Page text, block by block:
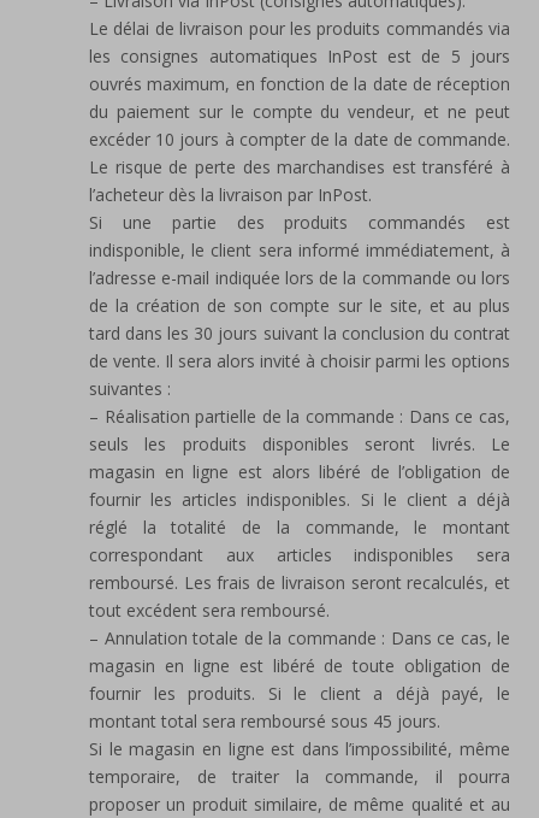
Le délai de livraison pour les produits commandés via
les consignes automatiques InPost est de 5 jours
ouvrés maximum, en fonction de la date de réception
du paiement sur le compte du vendeur, et ne peut
excéder 10 jours à compter de la date de commande.
Le risque de perte des marchandises est transféré à
l’acheteur dès la livraison par InPost.
Si une partie des produits commandés est
indisponible, le client sera informé immédiatement, à
l’adresse e-mail indiquée lors de la commande ou lors
de la création de son compte sur le site, et au plus
tard dans les 30 jours suivant la conclusion du contrat
de vente. Il sera alors invité à choisir parmi les options
suivantes :
– Réalisation partielle de la commande : Dans ce cas,
seuls les produits disponibles seront livrés. Le
magasin en ligne est alors libéré de l’obligation de
fournir les articles indisponibles. Si le client a déjà
réglé la totalité de la commande, le montant
correspondant aux articles indisponibles sera
remboursé. Les frais de livraison seront recalculés, et
tout excédent sera remboursé.
– Annulation totale de la commande : Dans ce cas, le
magasin en ligne est libéré de toute obligation de
fournir les produits. Si le client a déjà payé, le
montant total sera remboursé sous 45 jours.
Si le magasin en ligne est dans l’impossibilité, même
temporaire, de traiter la commande, il pourra
proposer un produit similaire, de même qualité et au